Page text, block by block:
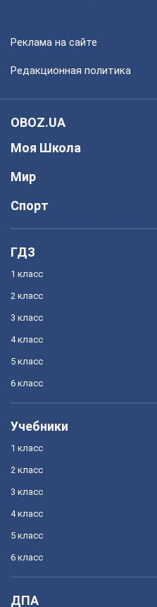
Реклама на сайте
Редакционная политика
OBOZ.UA
Моя Школа
Мир
Спорт
ГДЗ
1 класс
2 класс
3 класс
4 класс
5 класс
6 класс
Учебники
1 класс
2 класс
3 класс
4 класс
5 класс
6 класс
ДПА